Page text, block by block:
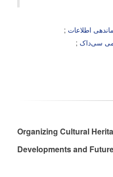
اطلاعات
سی‌داک
Organizing Cultural
Developments and